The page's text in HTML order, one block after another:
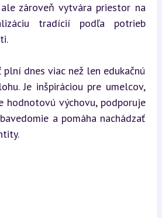
zároveň vytvára priestor na
tradícií podľa potrieb
dnes viac než len edukačnú
Je inšpiráciou pre umelcov,
hodnotovú výchovu, podporuje
a pomáha nachádzať